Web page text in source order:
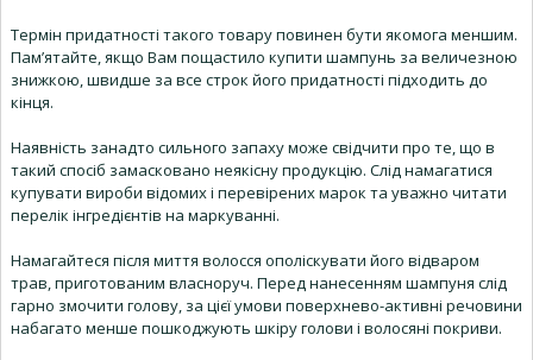
Термін придатності такого товару повинен бути якомога меншим.
Пам’ятайте, якщо Вам пощастило купити шампунь за величезною
знижкою, швидше за все строк його придатності підходить до
кінця.
Наявність занадто сильного запаху може свідчити про те, що в
такий спосіб замасковано неякісну продукцію. Слід намагатися
купувати вироби відомих і перевірених марок та уважно читати
перелік інгредієнтів на маркуванні.
Намагайтеся після миття волосся ополіскувати його відваром
трав, приготованим власноруч. Перед нанесенням шампуня слід
гарно змочити голову, за цієї умови поверхнево-активні речовини
набагато менше пошкоджують шкіру голови і волосяні покриви.